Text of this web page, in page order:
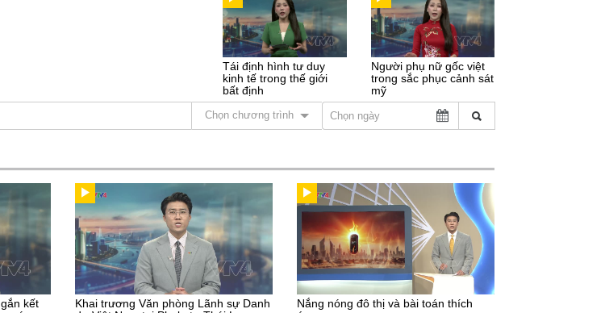
Tái định hình tư duy
kinh tế trong thế giới
bất định
Người phụ nữ gốc việt
trong sắc phục cảnh sát
mỹ
Chọn chương trình
kết
Khai trương Văn phòng Lãnh sự Danh
Nắng nóng đô thị và bài toán thích